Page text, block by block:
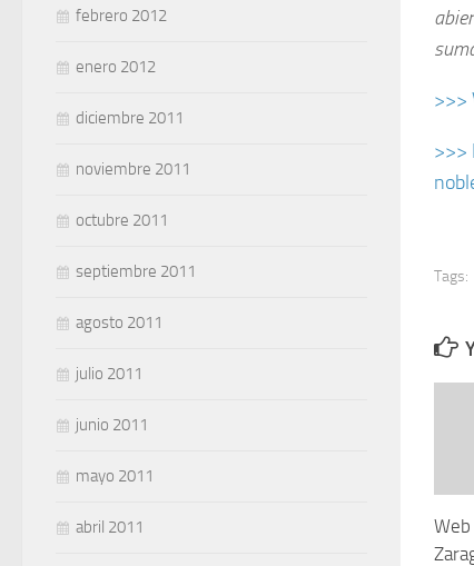
>>>
>>>
Tags:
Web
febrero 2012
enero 2012
diciembre 2011
noviembre 2011
octubre 2011
septiembre 2011
agosto 2011
julio 2011
junio 2011
mayo 2011
abril 2011